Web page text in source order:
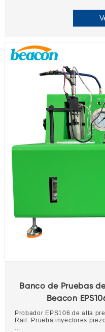
Banco de Pruebas
Beacon
Piezoeléctricos
Probador EPS106 de alta
Rail. Prueba inyectores
...